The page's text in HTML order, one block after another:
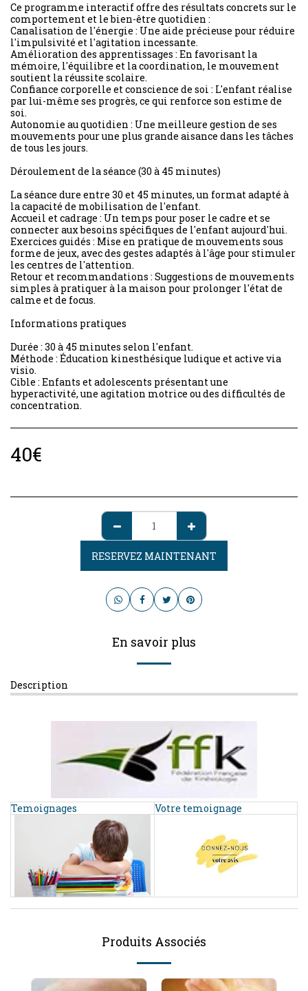
Ce programme interactif offre des résultats concrets sur le
comportement et le bien-être quotidien :
Canalisation de l'énergie : Une aide précieuse pour réduire
l'impulsivité et l'agitation incessante.
Amélioration des apprentissages : En favorisant la
mémoire, l'équilibre et la coordination, le mouvement
soutient la réussite scolaire.
Confiance corporelle et conscience de soi : L'enfant réalise
par lui-même ses progrès, ce qui renforce son estime de
soi.
Autonomie au quotidien : Une meilleure gestion de ses
mouvements pour une plus grande aisance dans les tâches
de tous les jours.
Déroulement de la séance (30 à 45 minutes)
La séance dure entre 30 et 45 minutes, un format adapté à
la capacité de mobilisation de l'enfant.
Accueil et cadrage : Un temps pour poser le cadre et se
connecter aux besoins spécifiques de l'enfant aujourd'hui.
Exercices guidés : Mise en pratique de mouvements sous
forme de jeux, avec des gestes adaptés à l'âge pour stimuler
les centres de l'attention.
Retour et recommandations : Suggestions de mouvements
simples à pratiquer à la maison pour prolonger l'état de
calme et de focus.
Informations pratiques
Durée : 30 à 45 minutes selon l'enfant.
Méthode : Éducation kinesthésique ludique et active via
visio.
Cible : Enfants et adolescents présentant une
hyperactivité, une agitation motrice ou des difficultés de
concentration.
40€
RESERVEZ MAINTENANT
En savoir plus
Description
Temoignages Votre temoignage
Produits Associés